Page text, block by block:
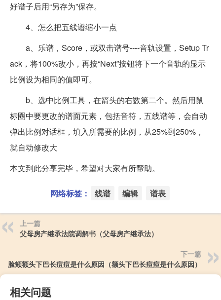
好谱子后用“另存为”保存。
4、怎么把五线谱缩小一点
a、乐谱，Score，或双击谱号----音轨设置，Setup Tr
ack，将100%改小，再按“Next”按钮将下一个音轨的显示
比例设为相同的值即可。
b、选中比例工具，在箭头的右数第二个。然后用鼠
标圈中要更改的谱面元素，包括音符，五线谱等，会自动
弹出比例对话框，填入所需要的比例，从25%到250%，
就自动修改大
本文到此分享完毕，希望对大家有所帮助。
网络标签： 线谱 编辑 谱表
上一篇
父母房产继承法院调解书（父母房产继承法）
下一篇
脸颊额头下巴长痘痘是什么原因（额头下巴长痘痘是什么原因）
相关问题